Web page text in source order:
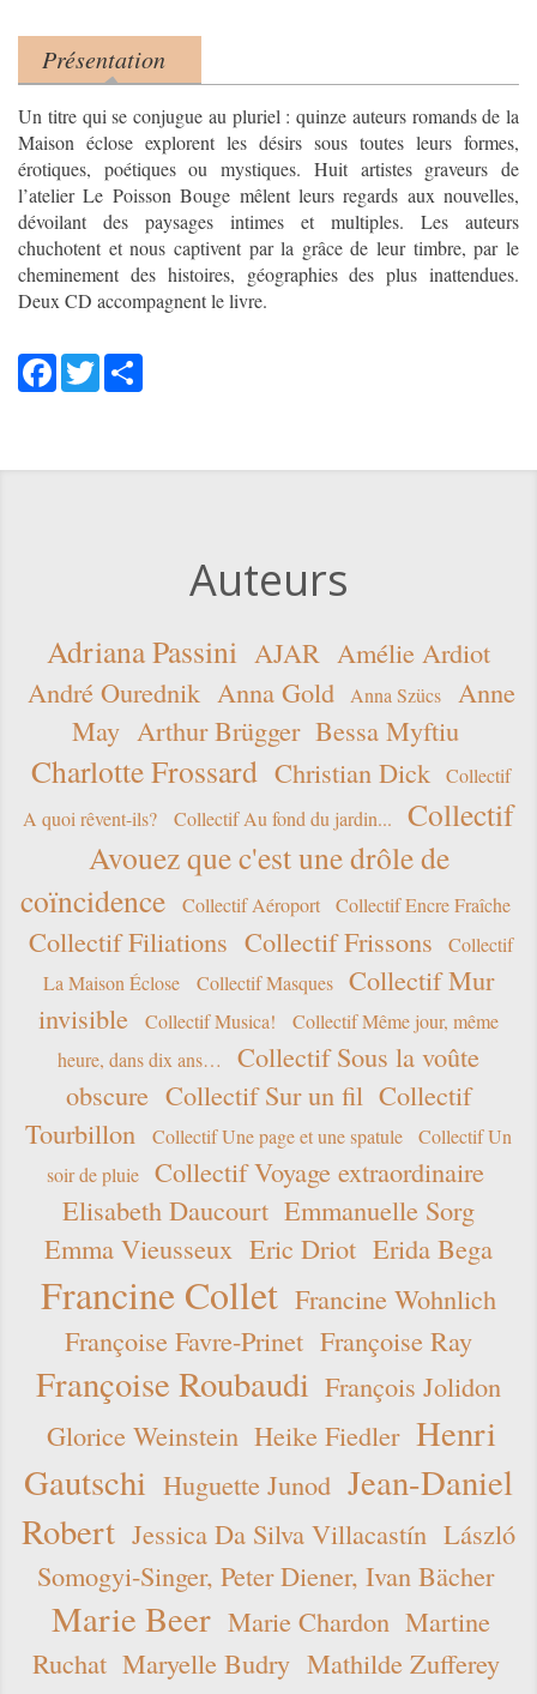
Product tabs
Présentation
(onglet actif)
Un titre qui se conjugue au pluriel : quinze auteurs romands de la
Maison éclose explorent les désirs sous toutes leurs formes,
érotiques, poétiques ou mystiques. Huit artistes graveurs de
l’atelier Le Poisson Bouge mêlent leurs regards aux nouvelles,
dévoilant des paysages intimes et multiples. Les auteurs
chuchotent et nous captivent par la grâce de leur timbre, par le
cheminement des histoires, géographies des plus inattendues.
Deux CD accompagnent le livre.
Facebook
Twitter
Auteurs
Adriana Passini AJAR Amélie Ardiot
André Ourednik Anna Gold Anna Szücs
Anne
May Arthur Brügger Bessa Myftiu
Charlotte Frossard Christian Dick
Collectif
A quoi rêvent-ils?
Collectif Au fond du jardin...
Collectif
Avouez que c'est une drôle de
coïncidence
Collectif Aéroport Collectif Encre Fraîche
Collectif Filiations Collectif Frissons
Collectif
La Maison Éclose
Collectif Masques
Collectif Mur
invisible
Collectif Musica!
Collectif Même jour, même
heure, dans dix ans…
Collectif Sous la voûte
obscure Collectif Sur un fil Collectif
Tourbillon
Collectif Une page et une spatule
Collectif Un
soir de pluie
Collectif Voyage extraordinaire
Elisabeth Daucourt Emmanuelle Sorg
Emma Vieusseux Eric Driot Erida Bega
Francine Collet Francine Wohnlich
Françoise Favre-Prinet Françoise Ray
Françoise Roubaudi François Jolidon
Glorice Weinstein Heike Fiedler Henri
Gautschi Huguette Junod Jean-Daniel
Robert Jessica Da Silva Villacastín László
Somogyi-Singer, Peter Diener, Ivan Bächer
Marie Beer Marie Chardon Martine
Ruchat Maryelle Budry Mathilde Zufferey